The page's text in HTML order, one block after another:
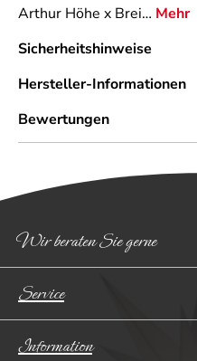
Arthur Höhe x Brei… Mehr
Sicherheitshinweise
Hersteller-Informationen
Bewertungen
Wir beraten Sie gerne
Service
Information